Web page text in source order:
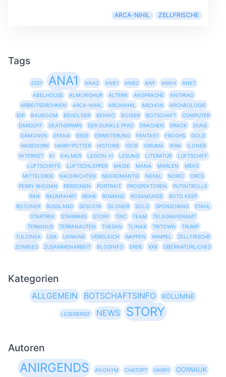
ARCA-NIHIL ZELLFRISCHE
Tags
2021 ANA1 ANA2 ANB1 ANB2 ANF ANKH
ANET
ABELHOUSE
ALMORIGHUR ALTERN ANSPRACHE
ANTIRIAD
ARBEITSDROHNEN
ARCA-NIHIL ARCANIHIL ARCHON
ARCHÄOLOGIE
BIP
BAUBOOM BEHOLDER BENNO BOGIER BOTSCHAFT
COMPUTER
DARGOFF
DEATHSPAWN DER DUNKLE PFAD DRACHEN DRACK
DUNE
DÄMONEN
EFANA ERDE ERWEITERUNG FANTASY FROGHS
GOLD
HAGEDORN
HARRYPOTTER HISTORIE IGOR IGRUMA IKRA
ILONER
INTERNET
KI KALMER LEGION VI LESUNG LITERATUR
LUFTSCHIFF
LUFTSCHIFFE
LUFTSCHLEPPER MAGIE MANA MARLEN
MEKS
MITTELERDE
NACHRICHTEN NEKROMANTIE NEXAL NORIC
ORCS
PERRY RHODAN
PERSONEN PORTRAIT PROSPEKTOREN
PUTINTROLLE
RAN
RAUMFAHRT REIHE ROMANE ROSAMUNDE
ROTO KEEP
ROTONER
RUSSLAND SESOSTA SILONER SOLO SPONSORING
STAHL
STARTREK
STARWARS STORY TWC TEAM
TELEGRAFENAMT
TERMINUS
TERRANAUTEN THESAN TLINAX TRITOWN
TRUMP
TULCINEA
USA UKRAINE VERGLEICH WAPPEN WIMPEL
ZELLFRISCHE
ZOMBIES
ZUSAMMENARBEIT BLOGINFO ERDE XXX ÜBERNATÜRLICHES
Kategorien
ALLGEMEIN BOTSCHAFTSINFO KOLUMNE
LESERBRIEF NEWS STORY
Autoren
ANIRGENDS ANONYM CHATGPT HARRY OOIWAUK